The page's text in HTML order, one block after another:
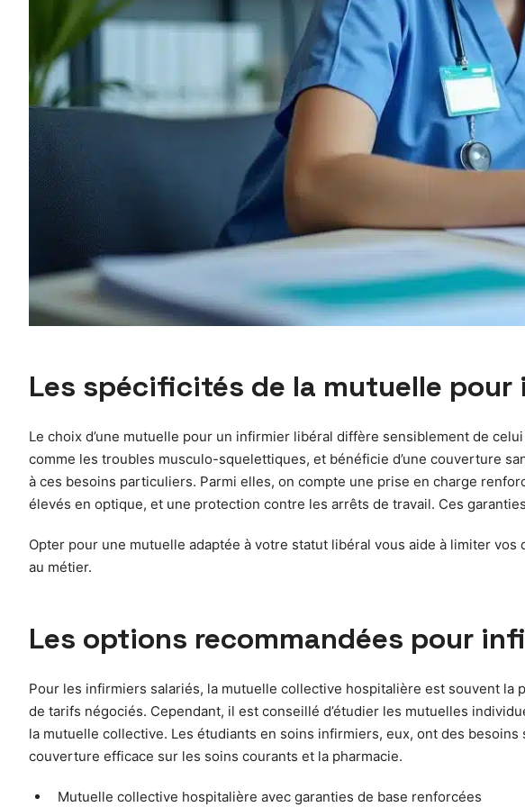
Les spécificités de la mutuelle
Le choix d’une mutuelle pour un infirmier libéral diffère sensiblement de
comme les troubles musculo-squelettiques, et bénéficie d’une couverture
à ces besoins particuliers. Parmi elles, on compte une prise en charge
élevés en optique, et une protection contre les arrêts de travail. Ces
Opter pour une mutuelle adaptée à votre statut libéral vous aide à limiter
au métier.
Les options recommandées pour
Pour les infirmiers salariés, la mutuelle collective hospitalière est souvent
de tarifs négociés. Cependant, il est conseillé d’étudier les mutuelles
la mutuelle collective. Les étudiants en soins infirmiers, eux, ont des
couverture efficace sur les soins courants et la pharmacie.
Mutuelle collective hospitalière avec garanties de base renforcées